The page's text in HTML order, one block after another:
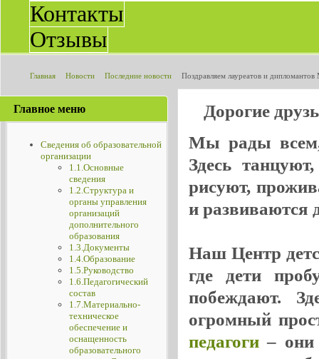
Контакты
Отзывы
Главная Новости Последние новости
Поздравляем лауреатов и
Главное меню
Сведения об образовательной
организации
1.1.Основные
сведения
1.2.Структура и
органы управления
организаций
дополнительного
образования
1.3.Документы
1.4.Образование
1.5.Руководство
1.6.Педагогический
состав
1.7.Материально-
техническое
обеспечение и
оснащенность
образовательного
Дорогие
Мы рады всем,
Здесь
рисуют,
и развиваются
Наш Центр
где дети
побеждают.
огромный
педагоги– они